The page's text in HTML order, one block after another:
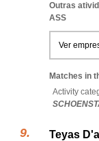
Outras
ASS
Ver
Matches in
Activity
Teyas